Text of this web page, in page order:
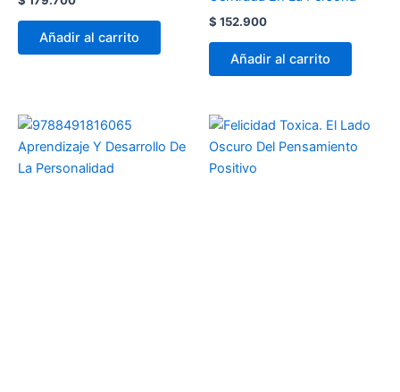
Añadir al carrito
$ 152.900
Añadir al carrito